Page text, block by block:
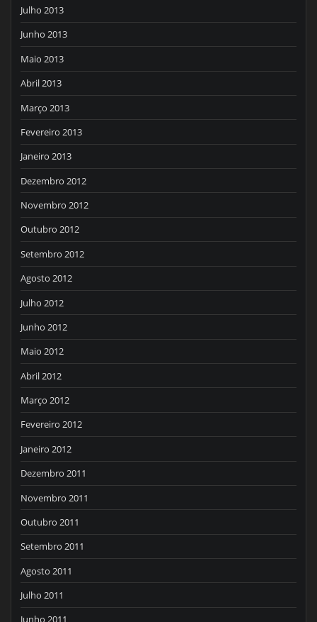
Julho 2013
Junho 2013
Maio 2013
Abril 2013
Março 2013
Fevereiro 2013
Janeiro 2013
Dezembro 2012
Novembro 2012
Outubro 2012
Setembro 2012
Agosto 2012
Julho 2012
Junho 2012
Maio 2012
Abril 2012
Março 2012
Fevereiro 2012
Janeiro 2012
Dezembro 2011
Novembro 2011
Outubro 2011
Setembro 2011
Agosto 2011
Julho 2011